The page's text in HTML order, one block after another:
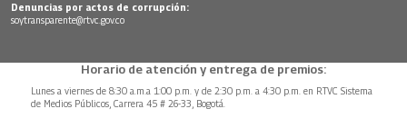
Denuncias por actos de corrupción:
soytransparente@rtvc.gov.co
Horario de atención y entrega de premios:
Lunes a viernes de 8:30 a.m.a 1:00 p.m. y de 2:30 p.m. a 4:30 p.m. en RTVC Sistema
de Medios Públicos, Carrera 45 # 26-33, Bogotá.